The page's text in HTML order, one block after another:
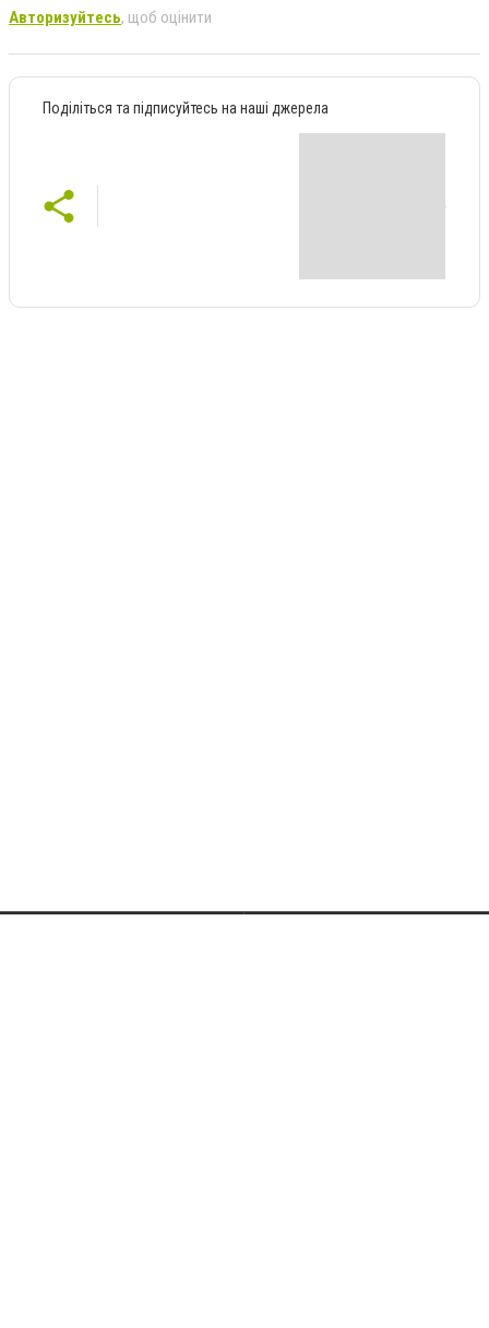
Авторизуйтесь, щоб оцінити
Поділіться та підписуйтесь на наші джерела